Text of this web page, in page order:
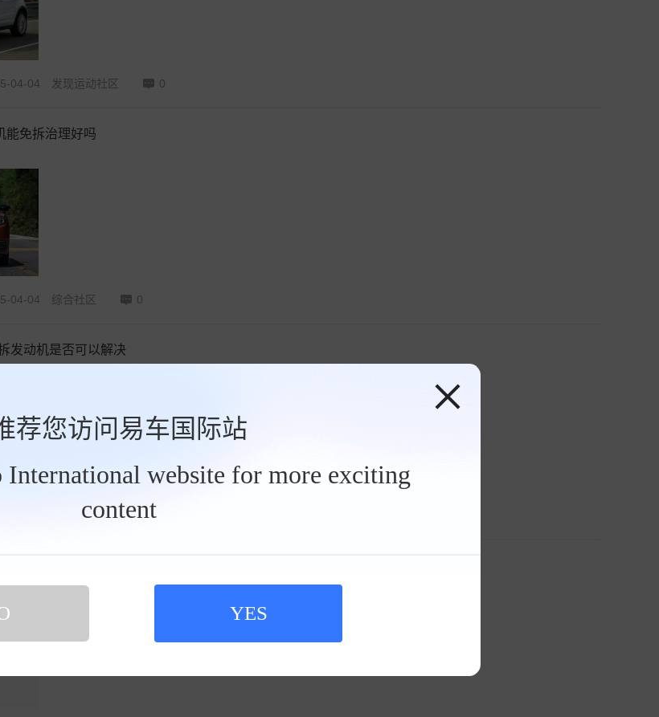
荐您访问易车国际站
website for more exciting
content
YES
04-04 发现运动社区 0
能免拆治理好吗
04-04 综合社区 0
发动机是否可以解决
奥迪Q5L社区